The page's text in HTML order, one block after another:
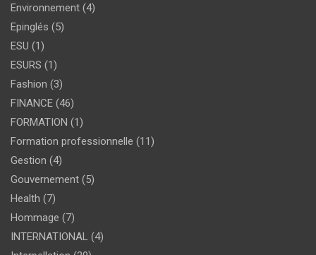
Environnement (4)
Epinglés (5)
ESU (1)
ESURS (1)
Fashion (3)
FINANCE (46)
FORMATION (1)
Formation professionnelle (11)
Gestion (4)
Gouvernement (5)
Health (7)
Hommage (7)
INTERNATIONAL (4)